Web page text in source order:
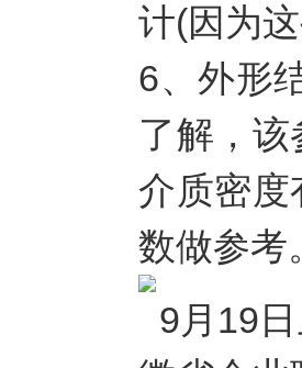
计(因为
6、外形
了解，
介质密度
数做参考
9月19